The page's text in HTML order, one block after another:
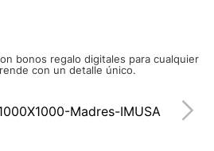
bonos regalo digitales para cualquier
con un detalle único.